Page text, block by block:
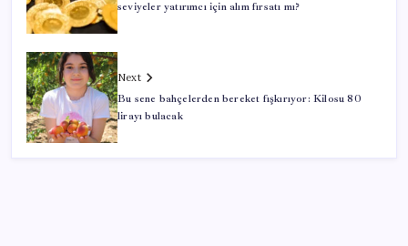
seviyeler yatırımcı için alım fırsatı mı?
Next
Bu sene bahçelerden bereket fışkırıyor: Kilosu 80
lirayı bulacak